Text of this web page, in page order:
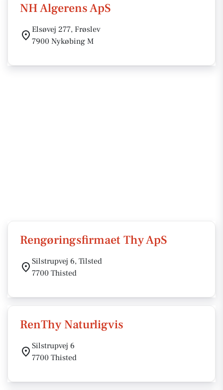
NH Algerens ApS
Elsøvej 277, Frøslev
7900 Nykøbing M
Rengøringsfirmaet Thy ApS
Silstrupvej 6, Tilsted
7700 Thisted
RenThy Naturligvis
Silstrupvej 6
7700 Thisted